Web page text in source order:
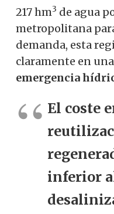
217 hm3 de agua
metropolitana
demanda, esta
claramente en
emergencia
El coste
inferior